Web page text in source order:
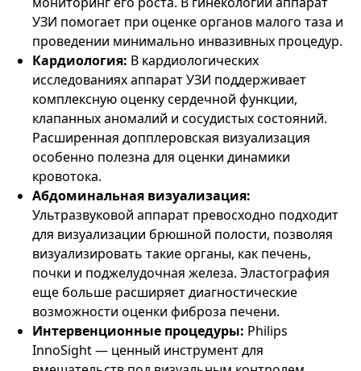
УЗИ помогает при оценке органов малого таза и
проведении минимально инвазивных процедур.
Кардиология: В кардиологических
исследованиях аппарат УЗИ поддерживает
комплексную оценку сердечной функции,
клапанных аномалий и сосудистых состояний.
Расширенная допплеровская визуализация
особенно полезна для оценки динамики
кровотока.
Абдоминальная визуализация:
Ультразвуковой аппарат превосходно подходит
для визуализации брюшной полости, позволяя
визуализировать такие органы, как печень,
почки и поджелудочная железа. Эластография
еще больше расширяет диагностические
возможности оценки фиброза печени.
Интервенционные процедуры: Philips
InnoSight — ценный инструмент для